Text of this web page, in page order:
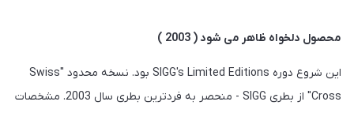
محصول دلخواه ظاهر می شود ( 2003 )
این شروع دوره SIGG's Limited Editions بود. نسخه محدود "Swiss
Cross" از بطری SIGG - منحصر به فردترین بطری سال 2003. مشخصات